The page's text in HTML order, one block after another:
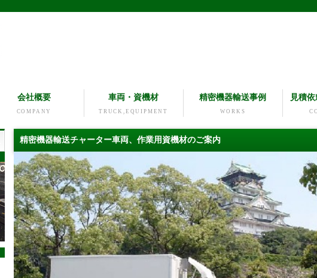
会社概要
COMPANY
車両・資機材
TRUCK,EQUIPMENT
精密機器輸送事例
WORKS
見積
精密機器輸送チャーター車両、作業用資機材のご案内